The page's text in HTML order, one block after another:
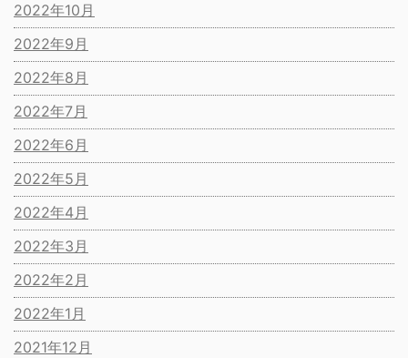
2022年10月
2022年9月
2022年8月
2022年7月
2022年6月
2022年5月
2022年4月
2022年3月
2022年2月
2022年1月
2021年12月